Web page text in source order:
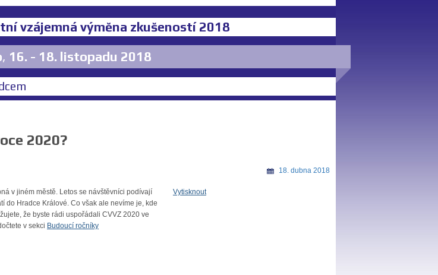
vzájemná výměna zkušeností 2018
, 16. - 18. listopadu 2018
2020?
18. dubna 2018
v jiném městě. Letos se návštěvníci podívají
do Hradce Králové. Co však ale nevíme je, kde
že byste rádi uspořádali CVVZ 2020 ve
v sekci Budoucí ročníky
Vytisknout